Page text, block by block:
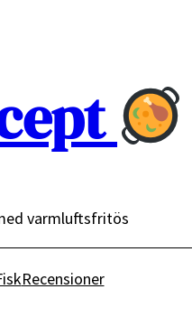
varmluftsfritös
Recensioner